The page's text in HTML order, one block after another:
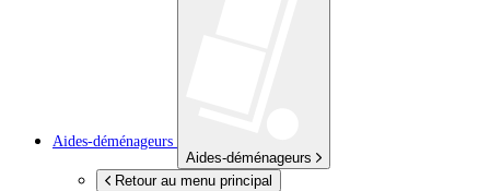
Aides-déménageurs
Aides-déménageurs
Retour au menu principal